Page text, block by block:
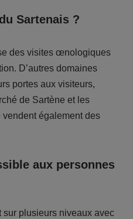
Sartenais ?
des visites œnologiques
D’autres domaines
portes aux visiteurs,
de Sartène et les
également des
aux personnes
sur plusieurs niveaux avec